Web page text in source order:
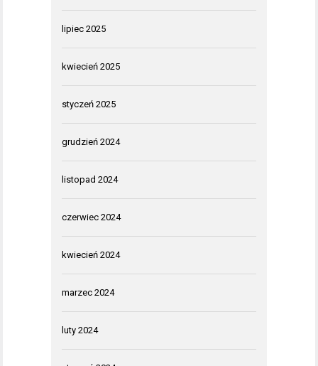
lipiec 2025
kwiecień 2025
styczeń 2025
grudzień 2024
listopad 2024
czerwiec 2024
kwiecień 2024
marzec 2024
luty 2024